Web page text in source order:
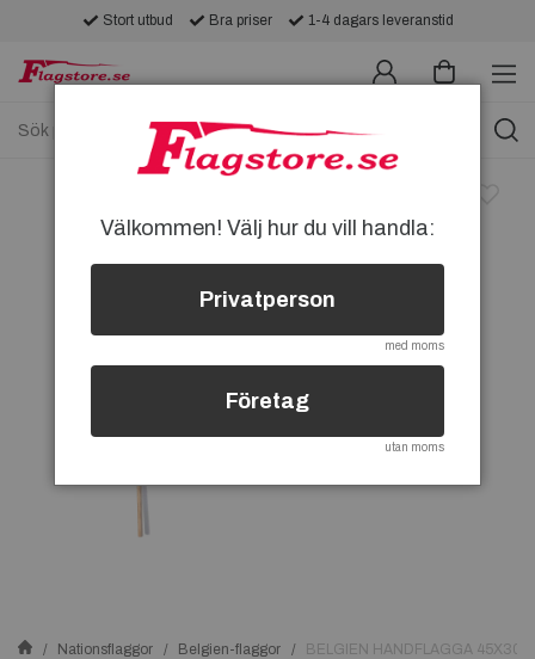
Stort utbud Bra priser 1-4 dagars leveranstid
Nationsflaggor Belgien-flaggor BELGIEN HANDFLAGGA
Välkommen! Välj hur du vill handla:
Privatperson
med moms
Företag
utan moms